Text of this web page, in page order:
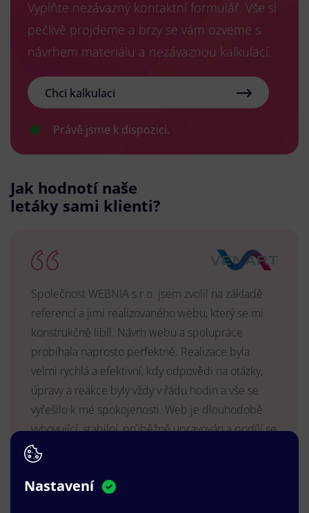
Vyplňte nezávazný kontaktní formulář. Vše si
pečlivě projdeme a brzy se vám ozveme s
návrhem materiálu a nezávaznou kalkulací.
Chci kalkulaci
Právě jsme k dispozici.
Jak hodnotí naše
letáky sami klienti?
Společnost WEBNIA s.r.o. jsem zvolil na základě
referencí a jimi realizovaného webu, který se mi
konstrukčně libíl. Návrh webu a spolupráce
probíhala naprosto perfektně. Realizace byla
velmi rychlá a efektivní, kdy odpovědi na otázky,
úpravy a reakce byly vždy v řádu hodin a vše se
vyřešilo k mé spokojenosti. Web je dlouhodobě
vyhovující, stabilní, průběžně upravován a podílí se
na pozitivním vnímání naší značky.
MUDr. Radek Vyšohlíd
VENART s.r.o.
Nastavení